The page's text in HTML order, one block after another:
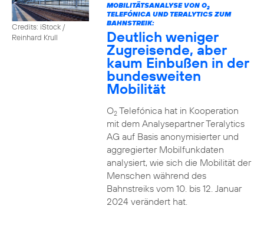
Credits: iStock /
Reinhard Krull
MOBILITÄTSANALYSE VON O2
TELEFÓNICA UND TERALYTICS ZUM
BAHNSTREIK:
Deutlich weniger
Zugreisende, aber
kaum Einbußen in der
bundesweiten
Mobilität
O2Telefónica hat in Kooperation
mit dem Analysepartner Teralytics
AG auf Basis anonymisierter und
aggregierter Mobilfunkdaten
analysiert, wie sich die Mobilität der
Menschen während des
Bahnstreiks vom 10. bis 12. Januar
2024 verändert hat.